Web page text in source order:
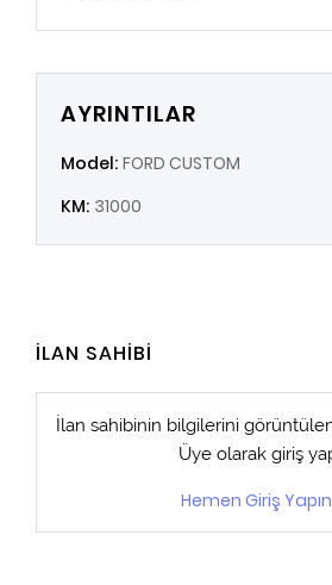
AYRINTILAR
Model: FORD CUSTOM
KM: 31000
İLAN SAHİBİ
İlan sahibinin bilgilerini
Üyeolarak giriş
Hemen Giriş Yapın